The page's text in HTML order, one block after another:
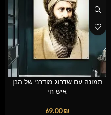
תמונה עם שדרוג מודרני של הבן
איש חי
69.00₪